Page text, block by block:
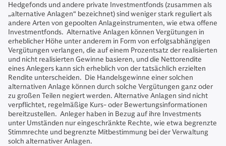
Hedgefonds und andere private Investmentfonds (zusammen als
„alternative Anlagen“ bezeichnet) sind weniger stark reguliert als
andere Arten von gepoolten Anlageinstrumenten, wie etwa offene
Investmentfonds. Alternative Anlagen können Vergütungen in
erheblicher Höhe unter anderem in Form von erfolgsabhängigen
Vergütungen verlangen, die auf einem Prozentsatz der realisierten
und nicht realisierten Gewinne basieren, und die Nettorendite
eines Anlegers kann sich erheblich von der tatsächlich erzielten
Rendite unterscheiden. Die Handelsgewinne einer solchen
alternativen Anlage können durch solche Vergütungen ganz oder
zu großen Teilen negiert werden. Alternative Anlagen sind nicht
verpflichtet, regelmäßige Kurs- oder Bewertungsinformationen
bereitzustellen. Anleger haben in Bezug auf ihre Investments
unter Umständen nur eingeschränkte Rechte, wie etwa begrenzte
Stimmrechte und begrenzte Mitbestimmung bei der Verwaltung
solch alternativer Anlagen.